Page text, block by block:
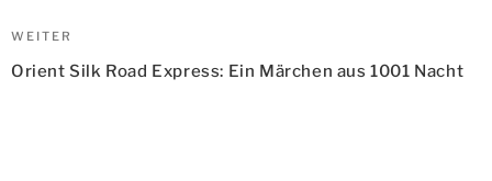
Nächster
Beitrag
WEITER
Orient Silk Road Express: Ein Märchen aus 1001 Nacht